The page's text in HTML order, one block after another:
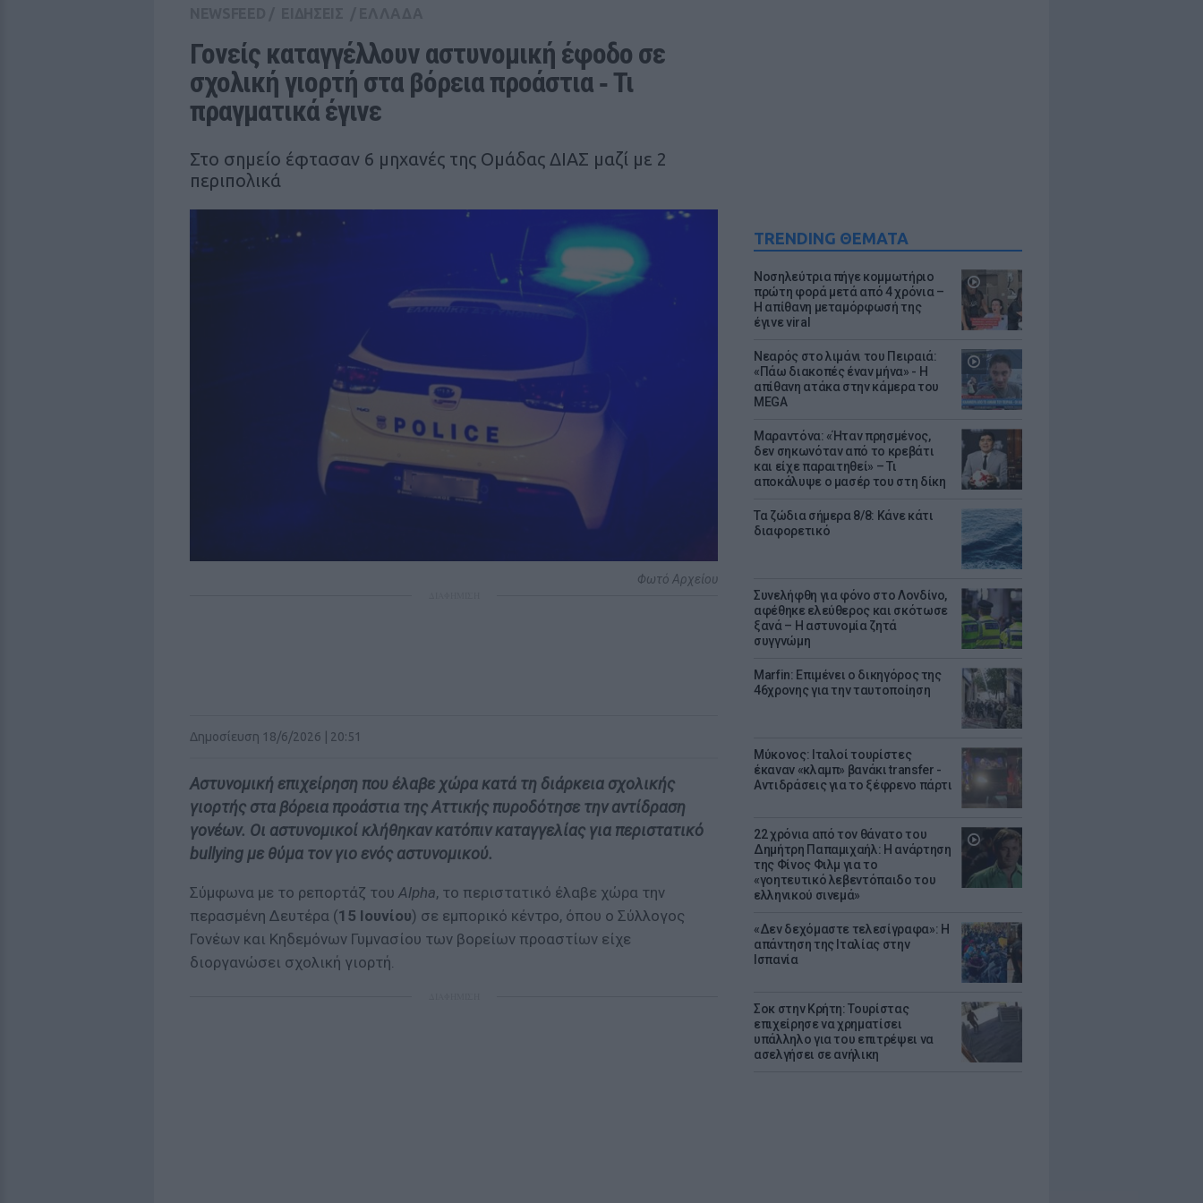
TRENDING ΘΕΜΑΤΑ
Νοσηλεύτρια πήγε κομμωτήριο
πρώτη φορά μετά από 4 χρόνια –
Η απίθανη μεταμόρφωσή της
έγινε viral
Νεαρός στο λιμάνι του Πειραιά:
«Πάω διακοπές έναν μήνα» - Η
απίθανη ατάκα στην κάμερα του
MEGA
Μαραντόνα: «Ήταν πρησμένος,
δεν σηκωνόταν από το κρεβάτι
και είχε παραιτηθεί» – Τι
αποκάλυψε ο μασέρ του στη δίκη
Τα ζώδια σήμερα 8/8: Κάνε κάτι
διαφορετικό
Συνελήφθη για φόνο στο Λονδίνο,
αφέθηκε ελεύθερος και σκότωσε
ξανά – Η αστυνομία ζητά
συγγνώμη
Marfin: Επιμένει ο δικηγόρος της
46χρονης για την ταυτοποίηση
Μύκονος: Ιταλοί τουρίστες
έκαναν «κλαμπ» βανάκι transfer -
Αντιδράσεις για το ξέφρενο πάρτι
22 χρόνια από τον θάνατο του
Δημήτρη Παπαμιχαήλ: Η ανάρτηση
της Φίνος Φιλμ για το
«γοητευτικό λεβεντόπαιδο του
ελληνικού σινεμά»
«Δεν δεχόμαστε τελεσίγραφα»: Η
απάντηση της Ιταλίας στην
Ισπανία
Σοκ στην Κρήτη: Τουρίστας
επιχείρησε να χρηματίσει
υπάλληλο για του επιτρέψει να
ασελγήσει σε ανήλικη
Γονείς καταγγέλλουν αστυνομική έφοδο σε
σχολική γιορτή στα βόρεια προάστια ‑ Τι
πραγματικά έγινε
Στο σημείο έφτασαν 6 μηχανές της Ομάδας ΔΙΑΣ μαζί με 2
περιπολικά
Φωτό Αρχείου
Δημοσίευση 18/6/2026 | 20:51
Αστυνομική επιχείρηση που έλαβε χώρα κατά τη διάρκεια σχολικής
γιορτής στα βόρεια προάστια της Αττικής πυροδότησε την αντίδραση
γονέων. Οι αστυνομικοί κλήθηκαν κατόπιν καταγγελίας για περιστατικό
bullying με θύμα τον γιο ενός αστυνομικού.
Σύμφωνα με το ρεπορτάζ του Alpha, το περιστατικό έλαβε χώρα την
περασμένη Δευτέρα (15 Ιουνίου) σε εμπορικό κέντρο, όπου ο Σύλλογος
Γονέων και Κηδεμόνων Γυμνασίου των βορείων προαστίων είχε
διοργανώσει σχολική γιορτή.